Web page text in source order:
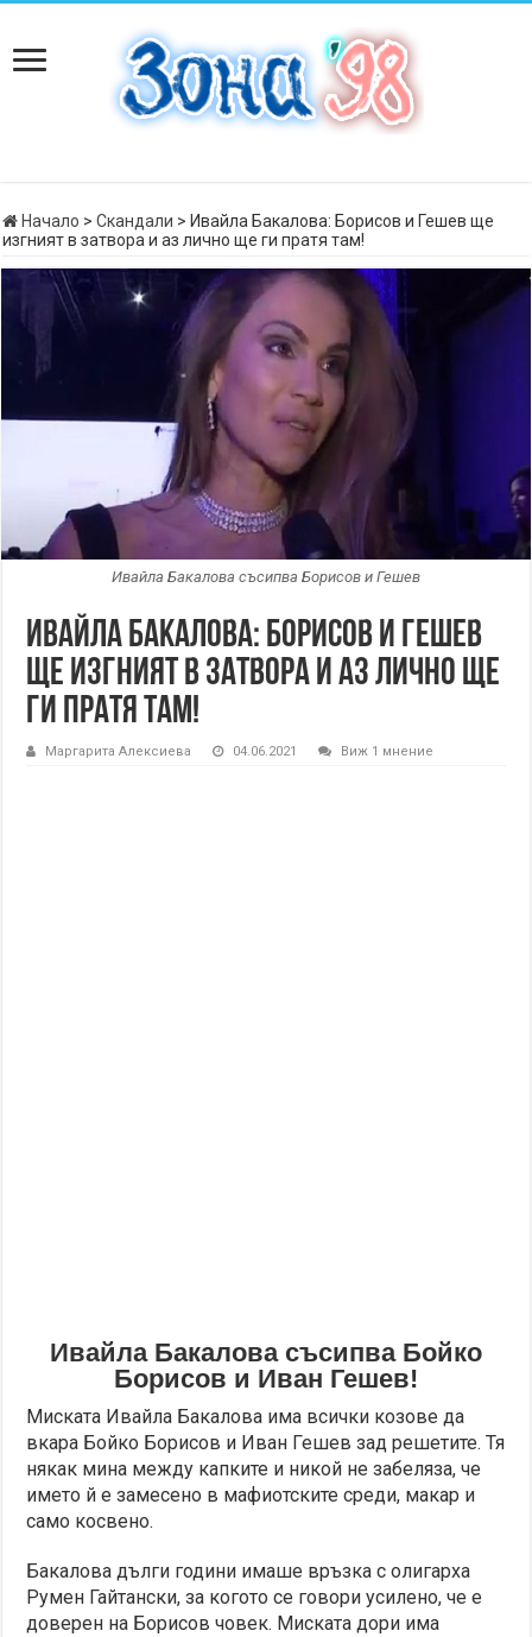
Начало > Скандали > Ивайла Бакалова: Борисов и Гешев ще
изгният в затвора и аз лично ще ги пратя там!
Ивайла Бакалова съсипва Борисов и Гешев
Ивайла Бакалова: Борисов и Гешев
ще изгният в затвора и аз лично ще
ги пратя там!
Маргарита Алексиева 04.06.2021 Виж 1 мнение
Ивайла Бакалова съсипва Бойко
Борисов и Иван Гешев!
Миската Ивайла Бакалова има всички козове да
вкара Бойко Борисов и Иван Гешев зад решетите. Тя
някак мина между капките и никой не забеляза, че
името й е замесено в мафиотските среди, макар и
само косвено.
Бакалова дълги години имаше връзка с олигарха
Румен Гайтански, за когото се говори усилено, че е
доверен на Борисов човек. Миската дори има